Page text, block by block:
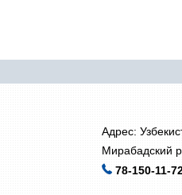
Адрес:
Мирабадский
78-150-11-